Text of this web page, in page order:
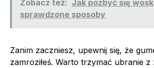
Zobacz też: Jak pozbyć się
sprawdzone sposoby
Zanim zaczniesz, upewnij się, że
zamroziłeś. Warto trzymać ubranie